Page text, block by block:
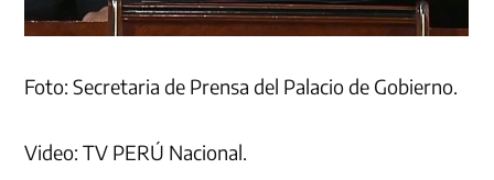
Foto: Secretaria de Prensa del Palacio de Gobierno.
Video: TV PERÚ Nacional.